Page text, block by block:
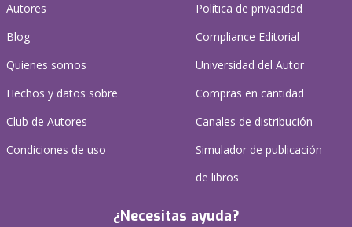
Autores
Blog
Quienes somos
Hechos y datos sobre
Club de Autores
Condiciones de uso
Política de privacidad
Compliance Editorial
Universidad del Autor
Compras en cantidad
Canales de distribución
Simulador de publicación
de libros
¿Necesitas ayuda?